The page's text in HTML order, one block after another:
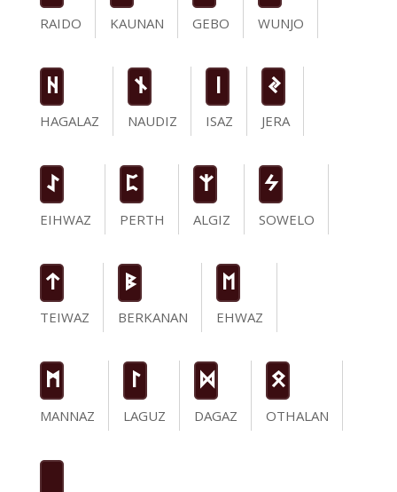
RAIDO
KAUNAN
GEBO
WUNJO
H
HAGALAZ
n
NAUDIZ
ISAZ
J
JERA
I
EIHWAZ
P
PERTH
Z
ALGIZ
S
SOWELO
t
TEIWAZ
B
BERKANAN
E
EHWAZ
M
MANNAZ
L
LAGUZ
D
DAGAZ
O
OTHALAN